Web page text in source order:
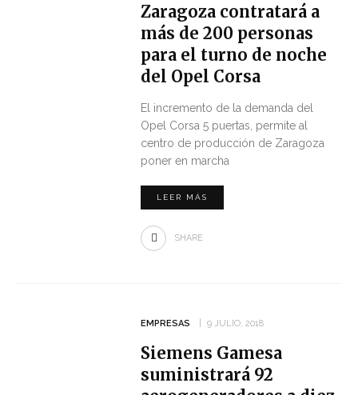
Zaragoza contratará a
más de 200 personas
para el turno de noche
del Opel Corsa
El incremento de la demanda del
Opel Corsa 5 puertas, permite al
centro de producción de Zaragoza
poner en marcha
LEER MÁS
SHARE
EMPRESAS 9 JULIO, 2018
Siemens Gamesa
suministrará 92